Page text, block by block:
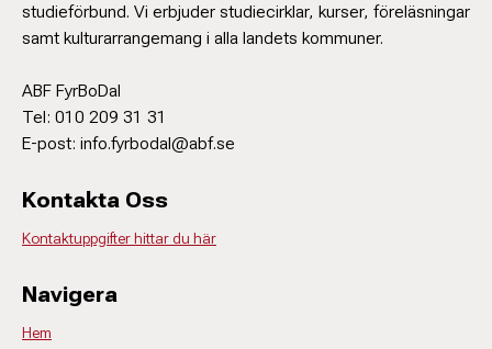
studieförbund. Vi erbjuder studiecirklar, kurser, föreläsningar
samt kulturarrangemang i alla landets kommuner.
ABF FyrBoDal
Tel: 010 209 31 31
E-post: info.fyrbodal@abf.se
Kontakta Oss
Kontaktuppgifter hittar du här
Navigera
Hem